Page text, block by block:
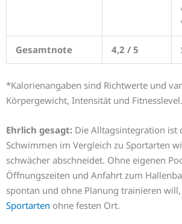
Gesamtnote 4,2 / 5
*Kalorienangaben sind Richtwerte und
Körpergewicht, Intensität und Fitnesslevel.
Ehrlich gesagt: Die Alltagsintegration ist
Schwimmen im Vergleich zu Sportarten
schwächer abschneidet. Ohne eigenen
Öffnungszeiten und Anfahrt zum
spontan und ohne Planung trainieren
Sportarten ohne festen Ort.